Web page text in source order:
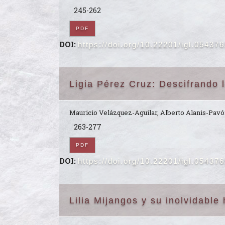
245-262
PDF
DOI: https://doi.org/10.22201/
Ligia Pérez Cruz: Descifrando
Mauricio Velázquez-Aguilar, Alberto Alanis-
263-277
PDF
DOI: https://doi.org/10.22201/
Lilia Mijangos y su inolvidable